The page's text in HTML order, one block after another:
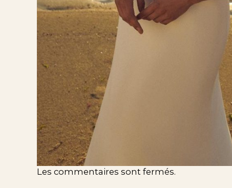
Les commentaires sont fermés.